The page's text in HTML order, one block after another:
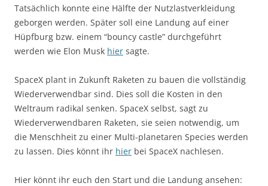
Tatsächlich konnte eine Hälfte der Nutzlastverkleidung
geborgen werden. Später soll eine Landung auf einer
Hüpfburg bzw. einem “bouncy castle” durchgeführt
werden wie Elon Musk hier sagte.
SpaceX plant in Zukunft Raketen zu bauen die vollständig
Wiederverwendbar sind. Dies soll die Kosten in den
Weltraum radikal senken. SpaceX selbst, sagt zu
Wiederverwendbaren Raketen, sie seien notwendig, um
die Menschheit zu einer Multi-planetaren Species werden
zu lassen. Dies könnt ihr hier bei SpaceX nachlesen.
Hier könnt ihr euch den Start und die Landung ansehen: